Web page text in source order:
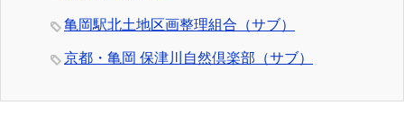
亀岡駅北土地区画整理組合（サブ）
京都・亀岡 保津川自然倶楽部（サブ）